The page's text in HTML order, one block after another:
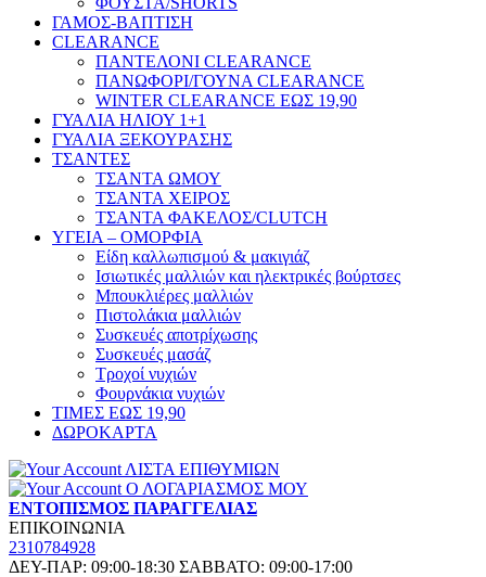
ΓΑΜΟΣ-ΒΑΠΤΙΣΗ
CLEARANCE
ΠΑΝΤΕΛΟΝΙ CLEARANCE
ΠΑΝΩΦΟΡΙ/ΓΟΥΝΑ CLEARANCE
WINTER CLEARANCE ΕΩΣ 19,90
ΓΥΑΛΙΑ ΗΛΙΟΥ 1+1
ΓΥΑΛΙΑ ΞΕΚΟΥΡΑΣΗΣ
ΤΣΑΝΤΕΣ
ΤΣΑΝΤΑ ΩΜΟΥ
ΤΣΑΝΤΑ ΧΕΙΡΟΣ
ΤΣΑΝΤΑ ΦΑΚΕΛΟΣ/CLUTCH
ΥΓΕΙΑ – ΟΜΟΡΦΙΑ
Είδη καλλωπισμού & μακιγιάζ
Ισιωτικές μαλλιών και ηλεκτρικές βούρτσες
Μπουκλιέρες μαλλιών
Πιστολάκια μαλλιών
Συσκευές αποτρίχωσης
Συσκευές μασάζ
Τροχοί νυχιών
Φουρνάκια νυχιών
ΤΙΜΕΣ ΕΩΣ 19,90
ΔΩΡΟΚΑΡΤΑ
ΛΙΣΤΑ ΕΠΙΘΥΜΙΩΝ
Ο ΛΟΓΑΡΙΑΣΜΟΣ ΜΟΥ
ΕΝΤΟΠΙΣΜΟΣ ΠΑΡΑΓΓΕΛΙΑΣ
ΕΠΙΚΟΙΝΩΝΙΑ
2310784928
ΔΕΥ-ΠΑΡ: 09:00-18:30 ΣΑΒΒΑΤΟ: 09:00-17:00